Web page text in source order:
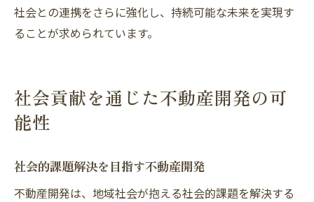
社会との連携をさらに強化し、持続可能な未来を実現す
ることが求められています。
社会貢献を通じた不動産開発の可
能性
社会的課題解決を目指す不動産開発
不動産開発は、地域社会が抱える社会的課題を解決する